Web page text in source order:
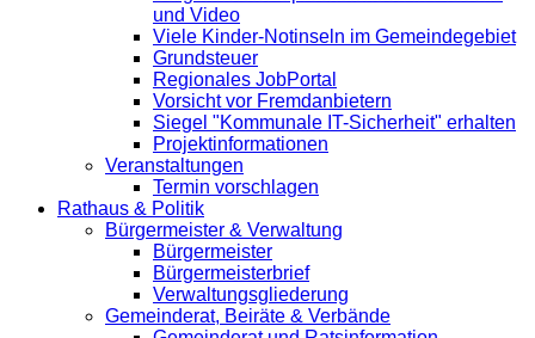
und Video
Viele Kinder-Notinseln im Gemeindegebiet
Grundsteuer
Regionales JobPortal
Vorsicht vor Fremdanbietern
Siegel "Kommunale IT-Sicherheit" erhalten
Projektinformationen
Veranstaltungen
Termin vorschlagen
Rathaus & Politik
Bürgermeister & Verwaltung
Bürgermeister
Bürgermeisterbrief
Verwaltungsgliederung
Gemeinderat, Beiräte & Verbände